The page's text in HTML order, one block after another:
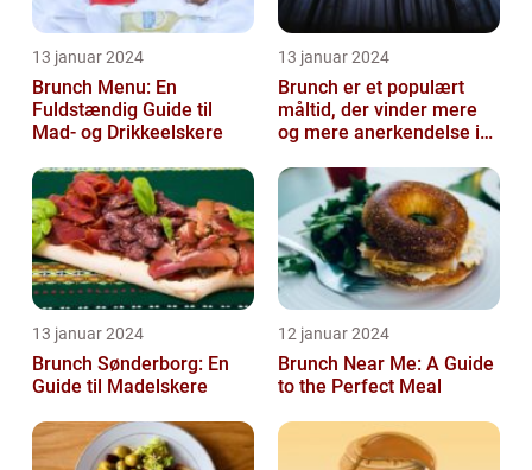
13 januar 2024
Brunch Menu: En
Fuldstændig Guide til
Mad- og Drikkeelskere
13 januar 2024
Brunch er et populært
måltid, der vinder mere
og mere anerkendelse i
verden
13 januar 2024
Brunch Sønderborg: En
Guide til Madelskere
12 januar 2024
Brunch Near Me: A Guide
to the Perfect Meal